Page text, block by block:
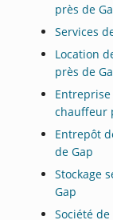
près de
Services
Location
près de
chauffeur
Entrepôt
de Gap
Stockage
Gap
Société